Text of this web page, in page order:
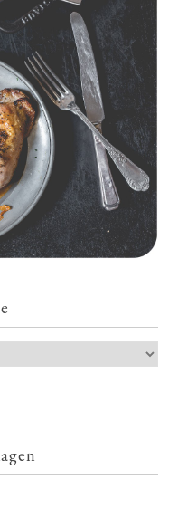
Paprikakraut und kleinen